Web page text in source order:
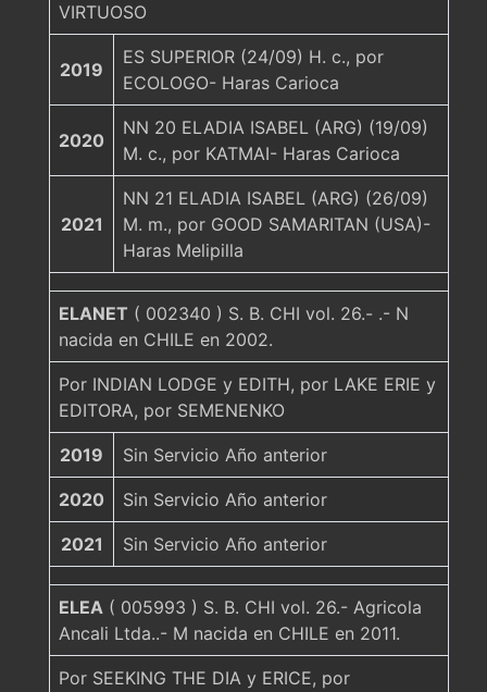
VIRTUOSO
2019
ES SUPERIOR (24/09) H. c., por
ECOLOGO- Haras Carioca
2020
NN 20 ELADIA ISABEL (ARG) (19/09)
M. c., por KATMAI- Haras Carioca
2021
NN 21 ELADIA ISABEL (ARG) (26/09)
M. m., por GOOD SAMARITAN (USA)-
Haras Melipilla
ELANET ( 002340 ) S. B. CHI vol. 26.- .- N
nacida en CHILE en 2002.
Por INDIAN LODGE y EDITH, por LAKE ERIE y
EDITORA, por SEMENENKO
2019 Sin Servicio Año anterior
2020 Sin Servicio Año anterior
2021 Sin Servicio Año anterior
ELEA ( 005993 ) S. B. CHI vol. 26.- Agricola
Ancali Ltda..- M nacida en CHILE en 2011.
Por SEEKING THE DIA y ERICE, por